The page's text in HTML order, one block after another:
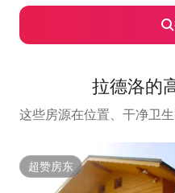
拉德洛的
这些房源在位置、干净卫
超赞房东
超赞房东